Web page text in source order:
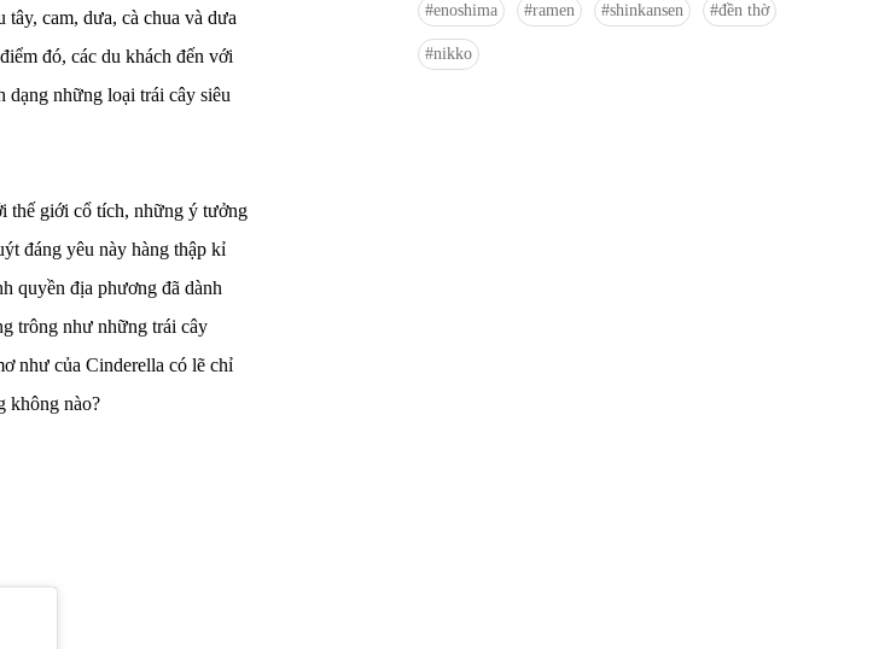
cam, dưa, cà chua và dưa
đó, các du khách đến với
dạng những loại trái cây siêu
thế giới cổ tích, những ý tưởng
đáng yêu này hàng thập kỉ
quyền địa phương đã dành
trông như những trái cây
như của Cinderella có lẽ chỉ
không nào?
enoshima ramen shinkansen đền thờ
nikko